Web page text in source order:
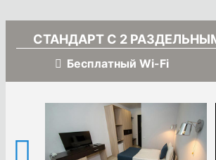
СТАНДАРТ С 2
 Бесплатный Wi-Fi